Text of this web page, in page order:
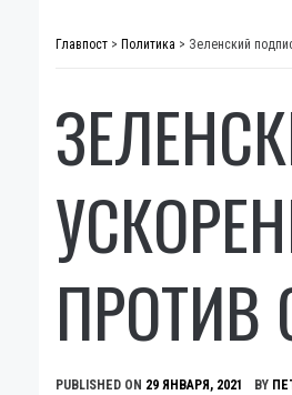
Главпост > Политика > Зеленский
ПРОТИВ
PUBLISHED ON 29 ЯНВАРЯ, 2021 BY